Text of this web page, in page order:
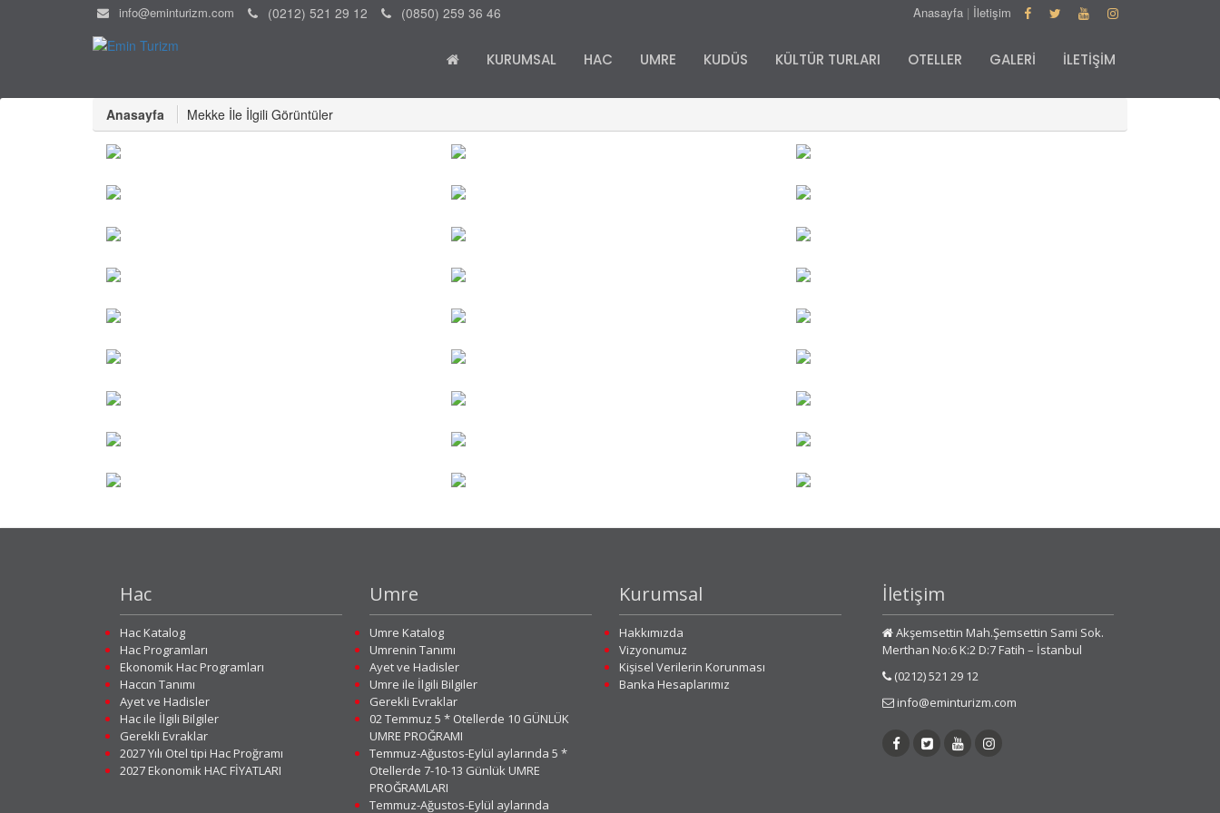
info@eminturizm.com (0212) 521 29 12 (0850) 259 36 46 Anasayfa | İletişim
KURUMSAL HAC UMRE KUDÜS KÜLTÜR TURLARI OTELLER GALERİ İLETİŞİM
Anasayfa Mekke İle İlgili Görüntüler
Hac
Hac Katalog
Hac Programları
Ekonomik Hac Programları
Haccın Tanımı
Ayet ve Hadisler
Hac ile İlgili Bilgiler
Gerekli Evraklar
2027 Yılı Otel tipi Hac Proğramı
2027 Ekonomik HAC FİYATLARI
Umre
Umre Katalog
Umrenin Tanımı
Ayet ve Hadisler
Umre ile İlgili Bilgiler
Gerekli Evraklar
02 Temmuz 5 * Otellerde 10 GÜNLÜK
UMRE PROĞRAMI
Temmuz-Ağustos-Eylül aylarında 5 *
Otellerde 7-10-13 Günlük UMRE
PROĞRAMLARI
Temmuz-Ağustos-Eylül aylarında
Kurumsal
Hakkımızda
Vizyonumuz
Kişisel Verilerin Korunması
Banka Hesaplarımız
İletişim
Akşemsettin Mah.Şemsettin Sami Sok.
Merthan No:6 K:2 D:7 Fatih – İstanbul
(0212) 521 29 12
info@eminturizm.com